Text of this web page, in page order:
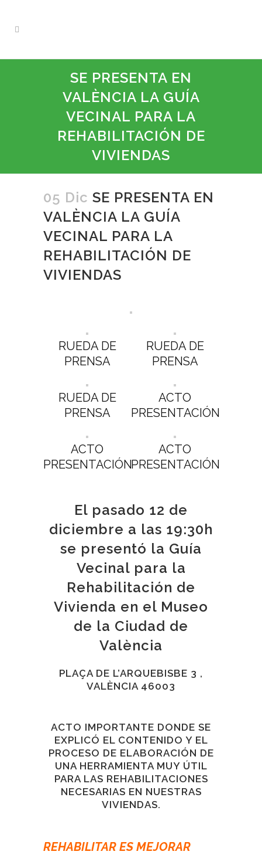
SE PRESENTA EN
VALÈNCIA LA GUÍA
VECINAL PARA LA
REHABILITACIÓN DE
VIVIENDAS
05 Dic SE PRESENTA EN
VALÈNCIA LA GUÍA
VECINAL PARA LA
REHABILITACIÓN DE
VIVIENDAS
RUEDA DE
PRENSA
RUEDA DE
PRENSA
RUEDA DE
PRENSA
ACTO
PRESENTACIÓN
ACTO
PRESENTACIÓN
ACTO
PRESENTACIÓN
El pasado 12 de
diciembre a las 19:30h
se presentó la Guía
Vecinal para la
Rehabilitación de
Vivienda en el Museo
de la Ciudad de
València
PLAÇA DE L’ARQUEBISBE 3 ,
VALÈNCIA 46003
ACTO IMPORTANTE DONDE SE
EXPLICÓ EL CONTENIDO Y EL
PROCESO DE ELABORACIÓN DE
UNA HERRAMIENTA MUY ÚTIL
PARA LAS REHABILITACIONES
NECESARIAS EN NUESTRAS
VIVIENDAS.
REHABILITAR ES MEJORAR